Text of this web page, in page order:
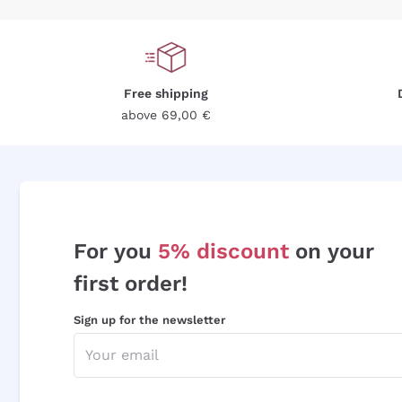
Free shipping
above 69,00 €
For you 5% discount on your
first order!
Sign up for the newsletter